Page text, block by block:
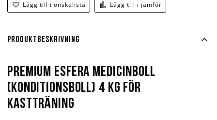
Lägg till i önskelista Lägg till i jämför
Produktbeskrivning
Premium Esfera medicinboll
(konditionsboll) 4 kg för
kastträning